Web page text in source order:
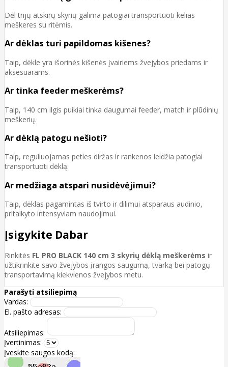
Dėl trijų atskirų skyrių galima patogiai transportuoti kelias
meškeres su ritėmis.
Ar dėklas turi papildomas kišenes?
Taip, dėkle yra išorinės kišenės įvairiems žvejybos priedams ir
aksesuarams.
Ar tinka feeder meškerėms?
Taip, 140 cm ilgis puikiai tinka daugumai feeder, match ir plūdinių
meškerių.
Ar dėklą patogu nešioti?
Taip, reguliuojamas peties diržas ir rankenos leidžia patogiai
transportuoti dėklą.
Ar medžiaga atspari nusidėvėjimui?
Taip, dėklas pagamintas iš tvirto ir dilimui atsparaus audinio,
pritaikyto intensyviam naudojimui.
Įsigykite Dabar
Rinkitės FL PRO BLACK 140 cm 3 skyrių dėklą meškerėms ir
užtikrinkite savo žvejybos įrangos saugumą, tvarką bei patogų
transportavimą kiekvienos žvejybos metu.
Parašyti atsiliepimą
Vardas:
El. pašto adresas:
Atsiliepimas:
Įvertinimas:
Įveskite saugos kodą: